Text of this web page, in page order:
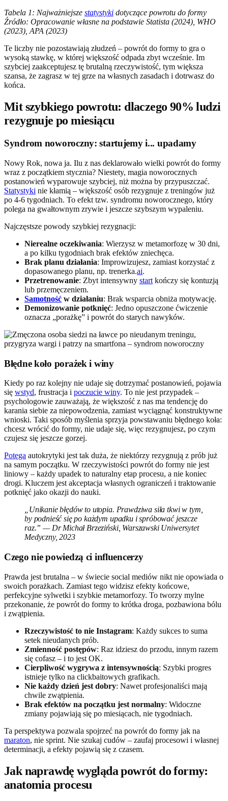
Tabela 1: Najważniejsze statystyki dotyczące powrotu do formy
Źródło: Opracowanie własne na podstawie Statista (2024), WHO
(2023), APA (2023)
Te liczby nie pozostawiają złudzeń – powrót do formy to gra o
wysoką stawkę, w której większość odpada zbyt wcześnie. Im
szybciej zaakceptujesz tę brutalną rzeczywistość, tym większa
szansa, że zagrasz w tej grze na własnych zasadach i dotrwasz do
końca.
Mit szybkiego powrotu: dlaczego 90% ludzi
rezygnuje po miesiącu
Syndrom noworoczny: startujemy i... upadamy
Nowy Rok, nowa ja. Ilu z nas deklarowało wielki powrót do formy
wraz z początkiem stycznia? Niestety, magia noworocznych
postanowień wyparowuje szybciej, niż można by przypuszczać.
Statystyki nie kłamią – większość osób rezygnuje z treningów już
po 4-6 tygodniach. To efekt tzw. syndromu noworocznego, który
polega na gwałtownym zrywie i jeszcze szybszym wypaleniu.
Najczęstsze powody szybkiej rezygnacji:
Nierealne oczekiwania: Wierzysz w metamorfozę w 30 dni,
a po kilku tygodniach brak efektów zniechęca.
Brak planu działania: Improwizujesz, zamiast korzystać z
dopasowanego planu, np. trenerka.ai.
Przetrenowanie: Zbyt intensywny start kończy się kontuzją
lub przemęczeniem.
Samotność w działaniu: Brak wsparcia obniża motywację.
Demonizowanie potknięć: Jedno opuszczone ćwiczenie
oznacza „porażkę” i powrót do starych nawyków.
Błędne koło porażek i winy
Kiedy po raz kolejny nie udaje się dotrzymać postanowień, pojawia
się wstyd, frustracja i poczucie winy. To nie jest przypadek –
psychologowie zauważają, że większość z nas ma tendencję do
karania siebie za niepowodzenia, zamiast wyciągnąć konstruktywne
wnioski. Taki sposób myślenia sprzyja powstawaniu błędnego koła:
chcesz wrócić do formy, nie udaje się, więc rezygnujesz, po czym
czujesz się jeszcze gorzej.
Potęga autokrytyki jest tak duża, że niektórzy rezygnują z prób już
na samym początku. W rzeczywistości powrót do formy nie jest
liniowy – każdy upadek to naturalny etap procesu, a nie koniec
drogi. Kluczem jest akceptacja własnych ograniczeń i traktowanie
potknięć jako okazji do nauki.
„Unikanie błędów to utopia. Prawdziwa siła tkwi w tym,
by podnieść się po każdym upadku i spróbować jeszcze
raz.” — Dr Michał Brzeziński, Warszawski Uniwersytet
Medyczny, 2023
Czego nie powiedzą ci influencerzy
Prawda jest brutalna – w świecie social mediów nikt nie opowiada o
swoich porażkach. Zamiast tego widzisz efekty końcowe,
perfekcyjne sylwetki i szybkie metamorfozy. To tworzy mylne
przekonanie, że powrót do formy to krótka droga, pozbawiona bólu
i zwątpienia.
Rzeczywistość to nie Instagram: Każdy sukces to suma
setek nieudanych prób.
Zmienność postępów: Raz idziesz do przodu, innym razem
się cofasz – i to jest OK.
Cierpliwość wygrywa z intensywnością: Szybki progres
istnieje tylko na clickbaitowych grafikach.
Nie każdy dzień jest dobry: Nawet profesjonaliści mają
chwile zwątpienia.
Brak efektów na początku jest normalny: Widoczne
zmiany pojawiają się po miesiącach, nie tygodniach.
Ta perspektywa pozwala spojrzeć na powrót do formy jak na
maraton, nie sprint. Nie szukaj cudów – zaufaj procesowi i własnej
determinacji, a efekty pojawią się z czasem.
Jak naprawdę wygląda powrót do formy:
anatomia procesu